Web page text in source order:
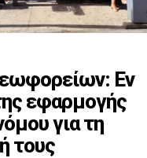
Εν
εφαρμογής
για τη
τους